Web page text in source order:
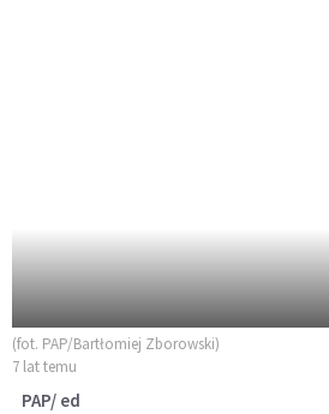
(fot. PAP/Bartłomiej Zborowski)
7 lat temu
PAP/ ed